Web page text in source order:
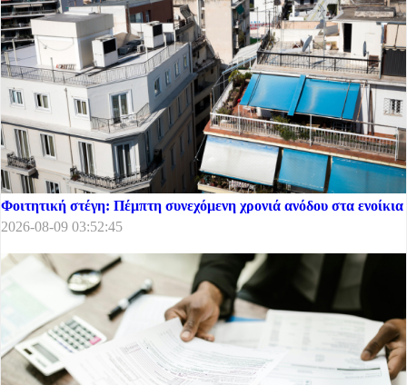
Φοιτητική στέγη: Πέμπτη συνεχόμενη χρονιά ανόδου στα ενοίκια
2026-08-09 03:52:45